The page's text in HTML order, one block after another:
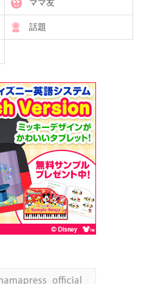
ママ友
話題